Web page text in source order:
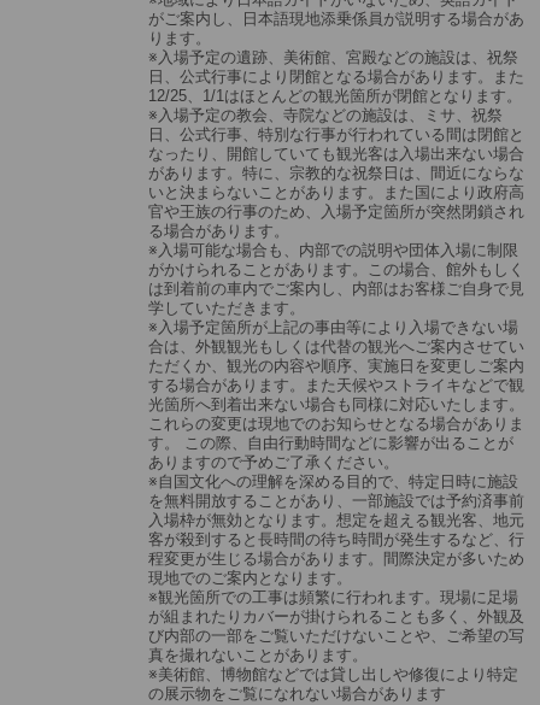
がご案内し、日本語現地添乗係員が説明する場合があ
ります。
※入場予定の遺跡、美術館、宮殿などの施設は、祝祭
日、公式行事により閉館となる場合があります。また
12/25、1/1はほとんどの観光箇所が閉館となります。
※入場予定の教会、寺院などの施設は、ミサ、祝祭
日、公式行事、特別な行事が行われている間は閉館と
なったり、開館していても観光客は入場出来ない場合
があります。特に、宗教的な祝祭日は、間近にならな
いと決まらないことがあります。また国により政府高
官や王族の行事のため、入場予定箇所が突然閉鎖され
る場合があります。
※入場可能な場合も、内部での説明や団体入場に制限
がかけられることがあります。この場合、館外もしく
は到着前の車内でご案内し、内部はお客様ご自身で見
学していただきます。
※入場予定箇所が上記の事由等により入場できない場
合は、外観観光もしくは代替の観光へご案内させてい
ただくか、観光の内容や順序、実施日を変更しご案内
する場合があります。また天候やストライキなどで観
光箇所へ到着出来ない場合も同様に対応いたします。
これらの変更は現地でのお知らせとなる場合がありま
す。 この際、自由行動時間などに影響が出ることが
ありますので予めご了承ください。
※自国文化への理解を深める目的で、特定日時に施設
を無料開放することがあり、一部施設では予約済事前
入場枠が無効となります。想定を超える観光客、地元
客が殺到すると長時間の待ち時間が発生するなど、行
程変更が生じる場合があります。間際決定が多いため
現地でのご案内となります。
※観光箇所での工事は頻繁に行われます。現場に足場
が組まれたりカバーが掛けられることも多く、外観及
び内部の一部をご覧いただけないことや、ご希望の写
真を撮れないことがあります。
※美術館、博物館などでは貸し出しや修復により特定
の展示物をご覧になれない場合があります